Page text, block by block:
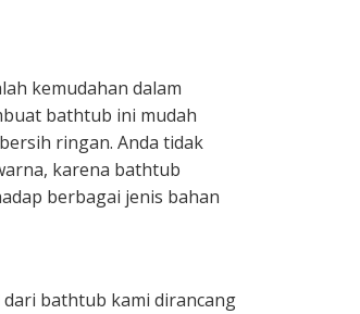
kemudahan dalam
bathtub ini mudah
ringan. Anda tidak
karena bathtub
berbagai jenis bahan
bathtub kami dirancang